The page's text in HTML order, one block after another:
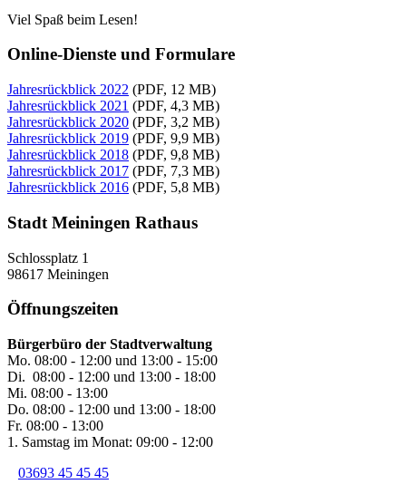
Viel Spaß beim Lesen!
Online-Dienste und Formulare
Jahresrückblick 2022 (PDF, 12 MB)
Jahresrückblick 2021 (PDF, 4,3 MB)
Jahresrückblick 2020 (PDF, 3,2 MB)
Jahresrückblick 2019 (PDF, 9,9 MB)
Jahresrückblick 2018 (PDF, 9,8 MB)
Jahresrückblick 2017 (PDF, 7,3 MB)
Jahresrückblick 2016 (PDF, 5,8 MB)
Stadt Meiningen Rathaus
Schlossplatz 1
98617 Meiningen
Öffnungszeiten
Bürgerbüro der Stadtverwaltung
Mo. 08:00 - 12:00 und 13:00 - 15:00
Di. 08:00 - 12:00 und 13:00 - 18:00
Mi. 08:00 - 13:00
Do. 08:00 - 12:00 und 13:00 - 18:00
Fr. 08:00 - 13:00
1. Samstag im Monat: 09:00 - 12:00
03693 45 45 45